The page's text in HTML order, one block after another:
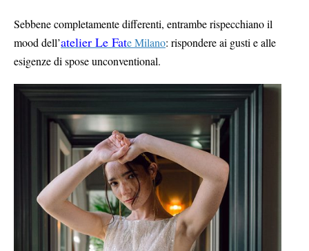
Sebbene completamente differenti, entrambe rispecchiano il
mood dell’atelier Le Fate Milano: rispondere ai gusti e alle
esigenze di spose unconventional.